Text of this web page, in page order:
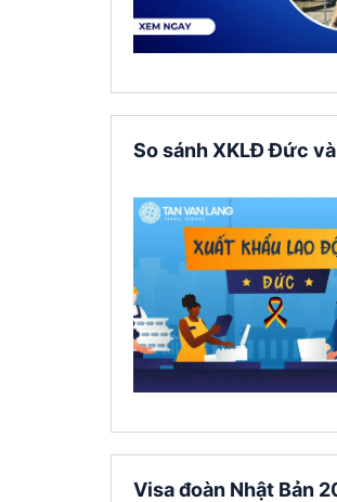
Visa Ấn Độ
Visa Singapore
So sánh XKLĐ Đức
Visa đoàn Nhật Bản